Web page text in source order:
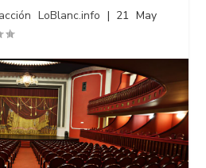
LoBlanc.info | 21 May